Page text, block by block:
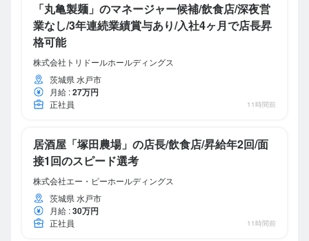
「丸亀製麺」のマネージャー候補/飲食店/深夜営
業なし/3年連続業績賞与あり/入社4ヶ月で店長昇
格可能
株式会社トリドールホールディングス
茨城県 水戸市
月給 :27万円
正社員 11時間前
居酒屋「塚田農場」の店長/飲食店/昇給年2回/面
接1回のスピード選考
株式会社エー・ピーホールディングス
茨城県 水戸市
月給 :30万円
正社員 11時間前